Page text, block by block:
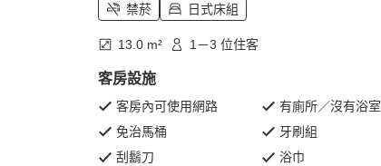
禁菸 日式床組
13.0 m² 1－3 位住客
客房設施
客房內可使用網路
有廁所／沒有浴室
免治馬桶
牙刷組
刮鬍刀
浴巾